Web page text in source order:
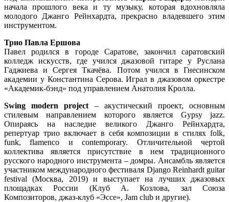
начала прошлого века и ту музыку, которая вдохновляла
молодого Джанго Рейнхардта, прекрасно владевшего этим
инструментом.
Трио Павла Ершова
Павел родился в городе Саратове, закончил саратовский
колледж искусств, где учился джазовой гитаре у Руслана
Гаджиева и Сергея Ткачёва. Потом учился в Гнесинском
академии у Константина Серова. Играл в джазовом оркестре
«Академик-бэнд» под управлением Анатолия Кролла.
Swing modern project – акустический проект, основным
стилевым направлением которого является Gypsy jazz.
Опираясь на наследие великого Джанго Рейнхардта,
репертуар трио включает в себя композиции в стилях folk,
funk, flamenco и contemporary. Отличительной чертой
коллектива является присутствие в нем традиционного
русского народного инструмента – домры. Ансамбль является
участником международного фестиваля Django Reinhardt guitar
festival (Москва, 2019) и выступает на лучших джазовых
площадках России (Клуб А. Козлова, зал Союза
Композиторов, джаз-клуб «Эссе», Jam club и другие).